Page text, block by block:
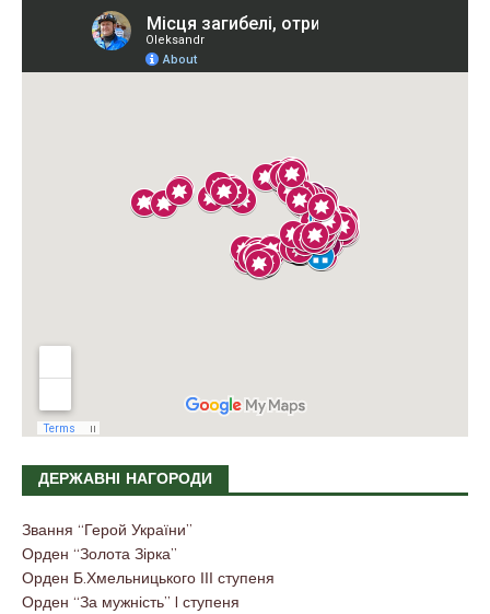
ДЕРЖАВНІ НАГОРОДИ
Звання “Герой України”
Орден “Золота Зірка”
Орден Б.Хмельницького ІІІ ступеня
Орден “За мужність” I ступеня